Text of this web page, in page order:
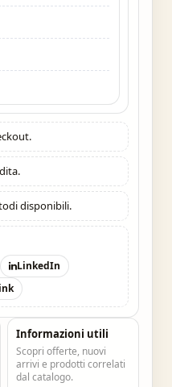
disponibili.
LinkedIn
Informazioni utili
Scopri offerte, nuovi
arrivi e prodotti correlati
dal catalogo.